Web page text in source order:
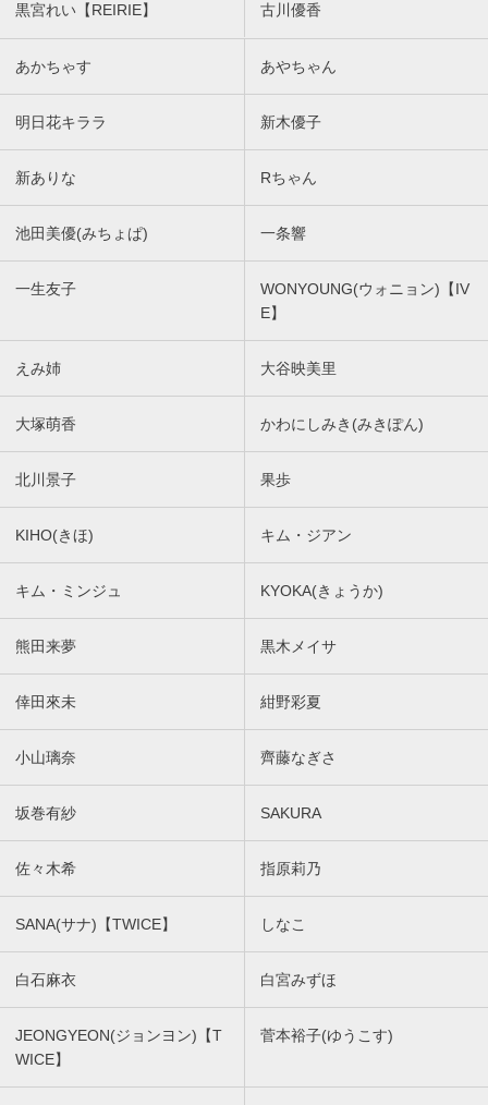
黒宮れい【REIRIE】 古川優香
あかちゃす あやちゃん
明日花キララ 新木優子
新ありな Rちゃん
池田美優(みちょぱ) 一条響
一生友子
WONYOUNG(ウォニョン)【IV
E】
えみ姉 大谷映美里
大塚萌香 かわにしみき(みきぽん)
北川景子 果歩
KIHO(きほ) キム・ジアン
キム・ミンジュ KYOKA(きょうか)
熊田来夢 黒木メイサ
倖田來未 紺野彩夏
小山璃奈 齊藤なぎさ
坂巻有紗 SAKURA
佐々木希 指原莉乃
SANA(サナ)【TWICE】 しなこ
白石麻衣 白宮みずほ
JEONGYEON(ジョンヨン)【T
WICE】
菅本裕子(ゆうこす)